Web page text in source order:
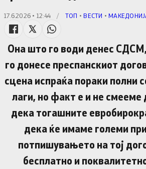
17.6.2026 • 12:44 / TОП •ВЕСТИ •
Она што го води денес
го донесе преспанскиот
сцена испраќа пораки полни
лаги, но факт е и не смееме
дека тогашните
дека ќе имаме големи
потпишувањето на тој
бесплатно и